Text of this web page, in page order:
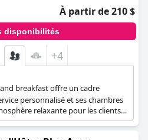
À partir de 210 $
disponibilités
+4
breakfast offre un cadre
personnalisé et ses chambres
relaxante pour les clients